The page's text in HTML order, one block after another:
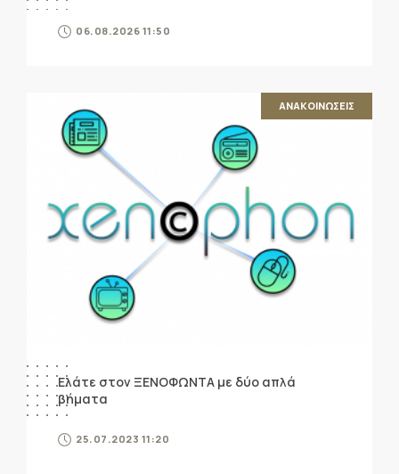
06.08.2026 11:50
ΑΝΑΚΟΙΝΩΣΕΙΣ
Ελάτε στον ΞΕΝΟΦΩΝΤΑ με δύο απλά
βήματα
25.07.2023 11:20